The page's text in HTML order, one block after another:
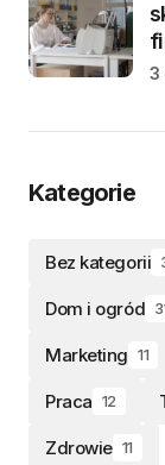
3
Kategorie
Bez kategorii
Dom i ogród
Marketing 11
Praca 12
Zdrowie 11